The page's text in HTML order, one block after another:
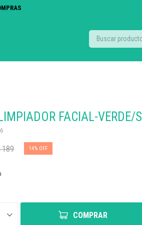
FACIAL-VERDE/S
189 14
COMPRAR